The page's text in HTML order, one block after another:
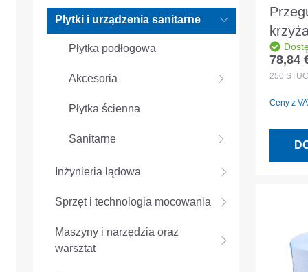
Płytki i urządzenia sanitarne
Płytka podłogowa
Akcesoria
Płytka ścienna
Sanitarne
Inżynieria lądowa
Sprzęt i technologia mocowania
Maszyny i narzędzia oraz
warsztat
FK-A
szt/
Cena
78,84
250
Ceny z